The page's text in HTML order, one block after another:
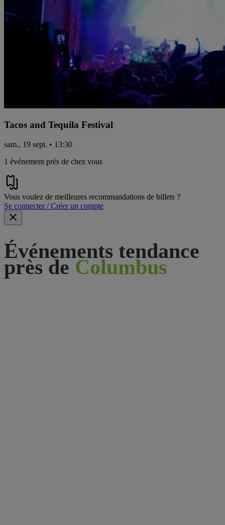
Tacos and Tequila Festival
sam., 19 sept. • 13:30
1 événement près de chez vous
Vous voulez de meilleures recommandations de billets ?
Se connecter / Créer un compte
Événements tendance
près de Columbus